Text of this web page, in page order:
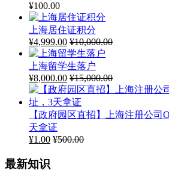
¥100.00
上海居住证积分
¥4,999.00 ¥10,000.00
上海留学生落户
¥8,000.00 ¥15,000.00
【政府园区直招】上海注册公司
天拿证
¥1.00 ¥500.00
最新知识